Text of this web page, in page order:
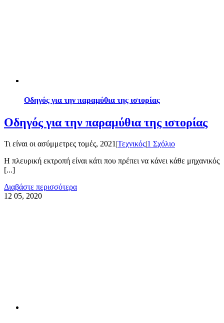
Οδηγός για την παραμύθια της ιστορίας
Οδηγός για την παραμύθια της ιστορίας
Τι είναι οι ασύμμετρες τομές, 2021 |Τεχνικός|1 Σχόλιο
Η πλευρική εκτροπή είναι κάτι που πρέπει να κάνει κάθε μηχανικός
[...]
Διαβάστε περισσότερα
12 05, 2020